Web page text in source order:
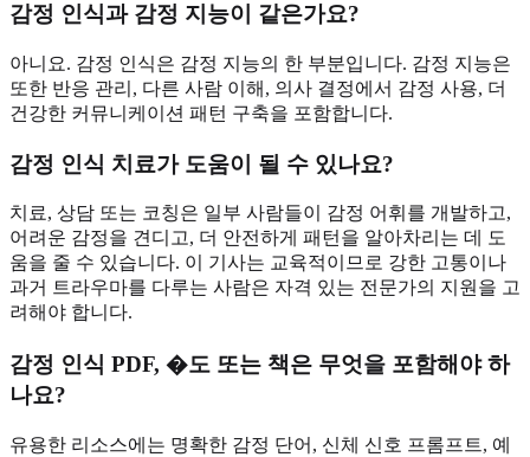
감정 인식과 감정 지능이 같은가요?
아니요. 감정 인식은 감정 지능의 한 부분입니다. 감정 지능은
또한 반응 관리, 다른 사람 이해, 의사 결정에서 감정 사용, 더
건강한 커뮤니케이션 패턴 구축을 포함합니다.
감정 인식 치료가 도움이 될 수 있나요?
치료, 상담 또는 코칭은 일부 사람들이 감정 어휘를 개발하고,
어려운 감정을 견디고, 더 안전하게 패턴을 알아차리는 데 도
움을 줄 수 있습니다. 이 기사는 교육적이므로 강한 고통이나
과거 트라우마를 다루는 사람은 자격 있는 전문가의 지원을 고
려해야 합니다.
감정 인식 PDF, �도 또는 책은 무엇을 포함해야 하
나요?
유용한 리소스에는 명확한 감정 단어, 신체 신호 프롬프트, 예